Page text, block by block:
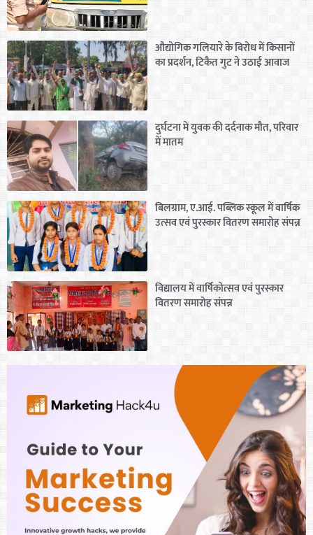
औद्योगिक गलियारे के विरोध में किसानों
का प्रदर्शन, टिकैत गुट ने उठाई आवाज
दुर्घटना में युवक की दर्दनाक मौत, परिवार
में मातम
बिलग्राम, ए.आई. पब्लिक स्कूल में वार्षिक
उत्सव एवं पुरस्कार वितरण समारोह संपन्न
विद्यालय में वार्षिकोत्सव एवं पुरस्कार
वितरण समारोह संपन्न